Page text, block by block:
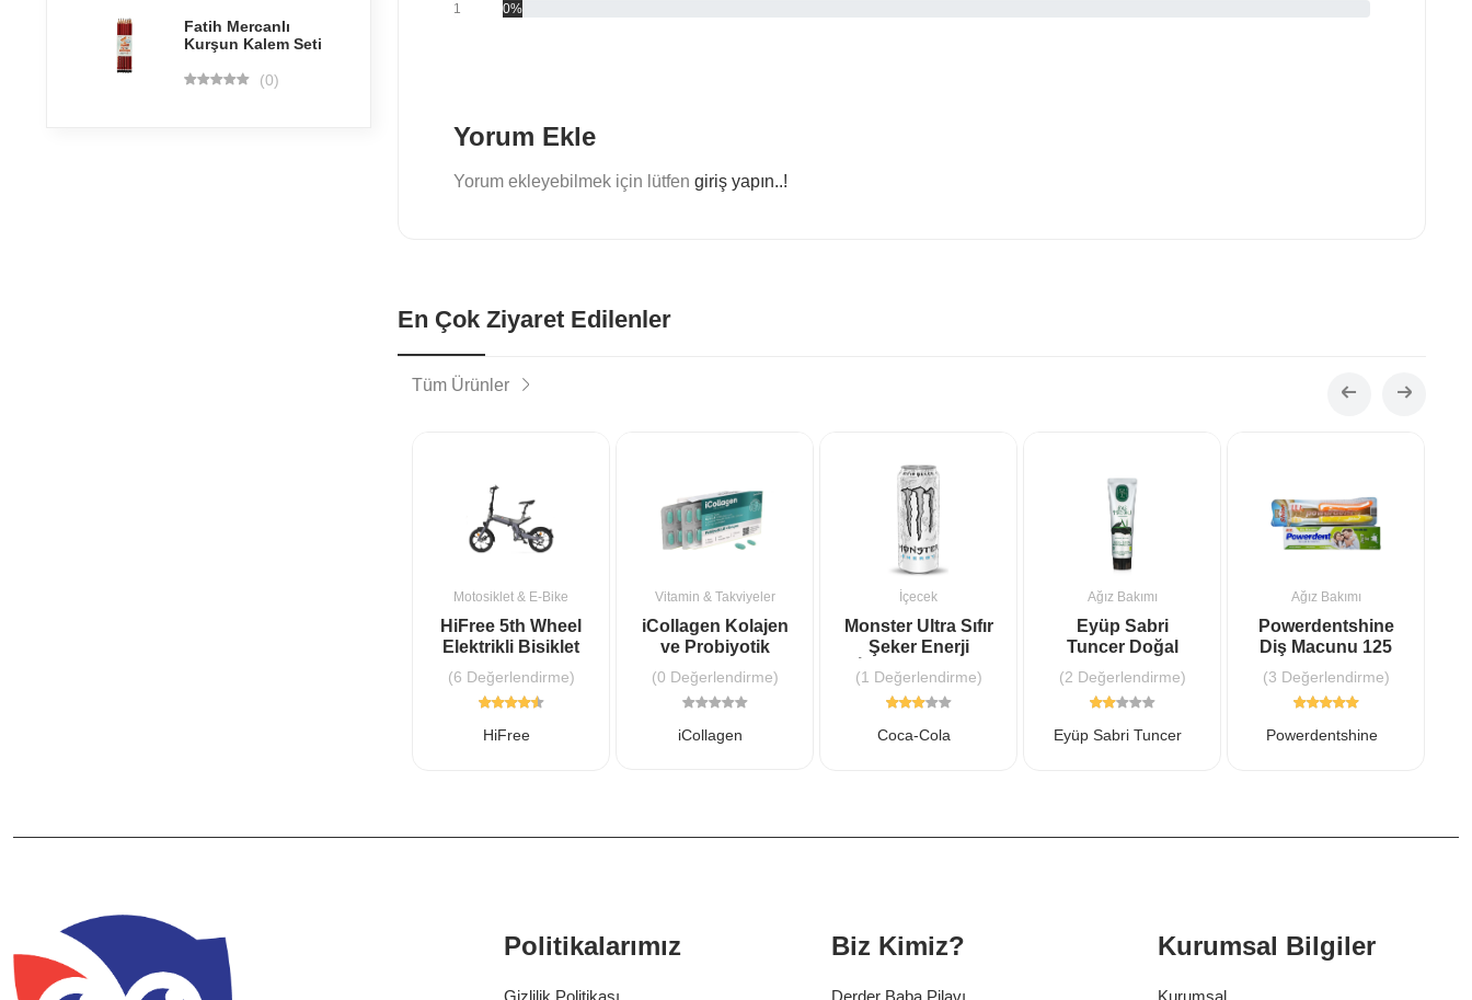
1 0%
Yorum Ekle
Yorum ekleyebilmek için lütfen giriş yapın..!
En Çok Ziyaret Edilenler
Tüm Ürünler
Motosiklet & E-Bike
HiFree 5th Wheel
Elektrikli Bisiklet
(6 Değerlendirme)
HiFree
Vitamin & Takviyeler
iCollagen Kolajen
ve Probiyotik
Tablet
(0 Değerlendirme)
iCollagen
İçecek
Monster Ultra Sıfır
Şeker Enerji
İçeceği 500 ml.
(1 Değerlendirme)
Coca-Cola
Ağız Bakımı
Eyüp Sabri
Tuncer Doğal
Bambu Karbonlu
Diş Macunu 90ml
(2 Değerlendirme)
Eyüp Sabri Tuncer
Ağız Bakımı
Powerdentshine
Diş Macunu 125
ml Powerdent
(3 Değerlendirme)
Powerdentshine
Fatih Mercanlı
Kurşun Kalem Seti
(0)
Politikalarımız
Gizlilik Politikası
Biz Kimiz?
Derder Baba Pilavı
Kurumsal Bilgiler
Kurumsal